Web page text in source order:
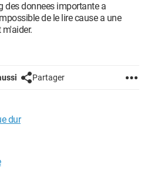
des donnees importante a
de le lire cause a une
Partager
dur